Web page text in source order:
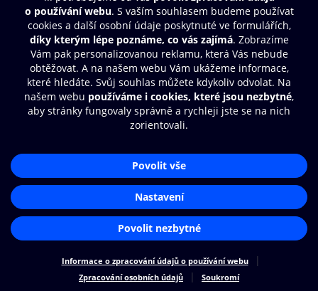
Další zábava
© O2 Czech Republic a.s.
Nákupní řád
Přístupnost
Cookies
Nastavení cookies
Aplikace O2 Knihovna
Čti a poslouchej své e-knihy a
audioknihy rychleji a pohodlněji.